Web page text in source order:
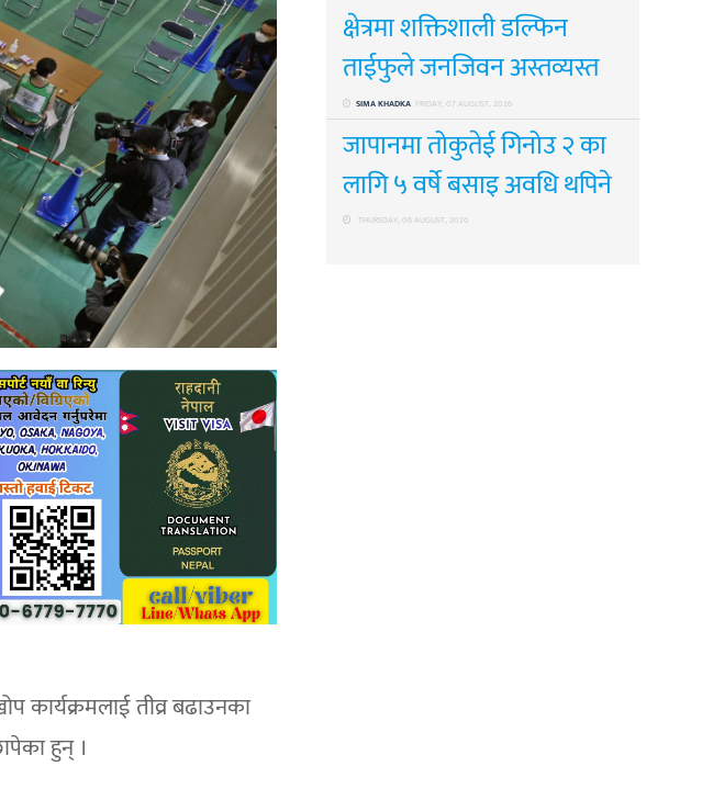
कार्यक्रमलाई तीव्र बढाउनका
हुन् ।
क्षेत्रमा शक्तिशाली डल्फिन
ताईफुले जनजिवन अस्तव्यस्त
SIMA KHADKA FRIDAY, 07 AUGUST, 2026
जापानमा तोकुतेई गिनोउ २ का
लागि ५ वर्षे बसाइ अवधि थपिने
THURSDAY, 06 AUGUST, 2026